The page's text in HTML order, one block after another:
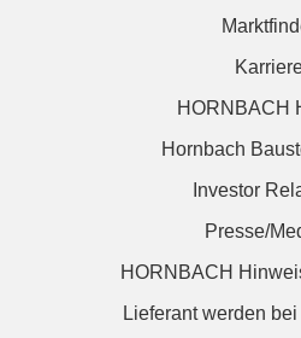
HORNBACH
Hornbach
Investor
Presse/
HORNBACH
Lieferant werden